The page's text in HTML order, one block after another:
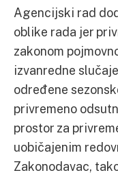
Agencijski rad
oblike rada jer
zakonom
izvanredne
određene
privremeno
prostor za
uobičajenim
Zakonodavac,